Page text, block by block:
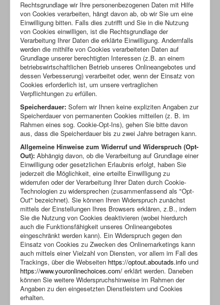
Rechtsgrundlage wir Ihre personenbezogenen Daten mit Hilfe
von Cookies verarbeiten, hängt davon ab, ob wir Sie um eine
Einwilligung bitten. Falls dies zutrifft und Sie in die Nutzung
von Cookies einwilligen, ist die Rechtsgrundlage der
Verarbeitung Ihrer Daten die erklärte Einwilligung. Andernfalls
werden die mithilfe von Cookies verarbeiteten Daten auf
Grundlage unserer berechtigten Interessen (z.B. an einem
betriebswirtschaftlichen Betrieb unseres Onlineangebotes und
dessen Verbesserung) verarbeitet oder, wenn der Einsatz von
Cookies erforderlich ist, um unsere vertraglichen
Verpflichtungen zu erfüllen.
Speicherdauer: Sofern wir Ihnen keine expliziten Angaben zur
Speicherdauer von permanenten Cookies mitteilen (z. B. im
Rahmen eines sog. Cookie-Opt-Ins), gehen Sie bitte davon
aus, dass die Speicherdauer bis zu zwei Jahre betragen kann.
Allgemeine Hinweise zum Widerruf und Widerspruch (Opt-
Out): Abhängig davon, ob die Verarbeitung auf Grundlage einer
Einwilligung oder gesetzlichen Erlaubnis erfolgt, haben Sie
jederzeit die Möglichkeit, eine erteilte Einwilligung zu
widerrufen oder der Verarbeitung Ihrer Daten durch Cookie-
Technologien zu widersprechen (zusammenfassend als "Opt-
Out" bezeichnet). Sie können Ihren Widerspruch zunächst
mittels der Einstellungen Ihres Browsers erklären, z.B., indem
Sie die Nutzung von Cookies deaktivieren (wobei hierdurch
auch die Funktionsfähigkeit unseres Onlineangebotes
eingeschränkt werden kann). Ein Widerspruch gegen den
Einsatz von Cookies zu Zwecken des Onlinemarketings kann
auch mittels einer Vielzahl von Diensten, vor allem im Fall des
Trackings, über die Webseiten https://optout.aboutads.info und
https://www.youronlinechoices.com/ erklärt werden. Daneben
können Sie weitere Widerspruchshinweise im Rahmen der
Angaben zu den eingesetzten Dienstleistern und Cookies
erhalten.